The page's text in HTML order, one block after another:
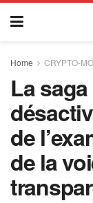
Home CRYPTO-
La
de
de la